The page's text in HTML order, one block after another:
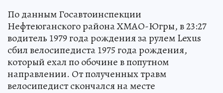
По данным Госавтоинспекции
Нефтеюганского района ХМАО-Югры, в 23:27
водитель 1979 года рождения за рулем Lexus
сбил велосипедиста 1975 года рождения,
который ехал по обочине в попутном
направлении. От полученных травм
велосипедист скончался на месте